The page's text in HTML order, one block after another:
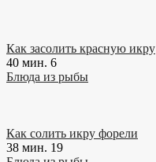
Как засолить красную икру
40 мин. 6
Блюда из рыбы
Как солить икру форели
38 мин. 19